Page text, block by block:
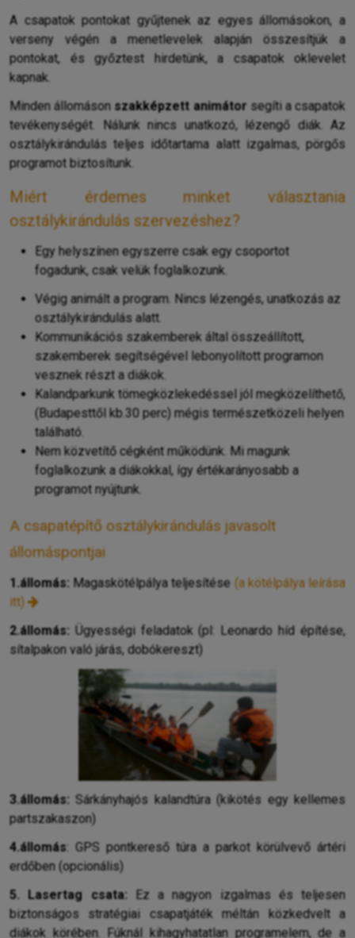
A csapatok pontokat gyűjtenek az egyes állomásokon, a
verseny végén a menetlevelek alapján összesítjük a
pontokat, és győztest hirdetünk, a csapatok oklevelet
kapnak.
Minden állomáson szakképzett animátor segíti a csapatok
tevékenységét. Nálunk nincs unatkozó, lézengő diák. Az
osztálykirándulás teljes időtartama alatt izgalmas, pörgős
programot biztosítunk.
Miért érdemes minket választania
osztálykirándulás szervezéshez?
Egy helyszínen egyszerre csak egy csoportot
fogadunk, csak velük foglalkozunk.
Végig animált a program. Nincs lézengés, unatkozás az
osztálykirándulás alatt.
Kommunikációs szakemberek által összeállított,
szakemberek segítségével lebonyolított programon
vesznek részt a diákok.
Kalandparkunk tömegközlekedéssel jól megközelíthető,
(Budapesttől kb.30 perc) mégis természetközeli helyen
található.
Nem közvetítő cégként működünk. Mi magunk
foglalkozunk a diákokkal, így értékarányosabb a
programot nyújtunk.
A csapatépítő osztálykirándulás javasolt
állomáspontjai
1.állomás: Magaskötélpálya teljesítése (a kötélpálya leírása
itt)
2.állomás: Ügyességi feladatok (pl: Leonardo híd építése,
sítalpakon való járás, dobókereszt)
3.állomás: Sárkányhajós kalandtúra(kikötés egy kellemes
partszakaszon)
4.állomás : GPS pontkereső túra a parkot körülvevő ártéri
erdőben (opcionális)
5.Lasertag csata: Ez a nagyon izgalmas és teljesen
biztonságos stratégiai csapatjáték méltán közkedvelt a
diákok körében. Fúknál kihagyhatatlan programelem, de a